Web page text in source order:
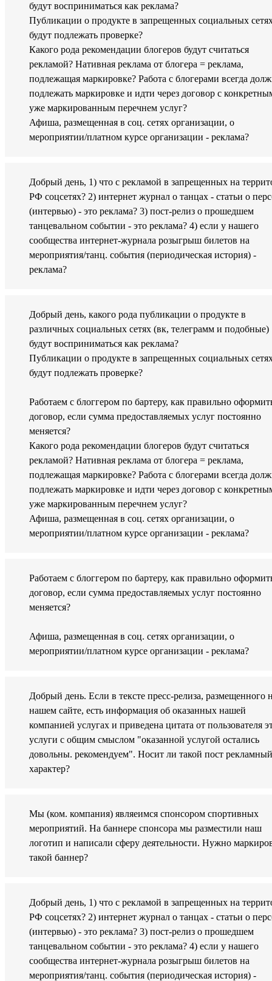
будут восприниматься как реклама?
Публикации о продукте в запрещенных социальных
будут подлежать проверке?
Какого рода рекомендации блогеров будут считаться
рекламой? Нативная реклама от блогера = реклама,
подлежащая маркировке? Работа с блогерами всегда
подлежать маркировке и идти через договор с
уже маркированным перечнем услуг?
Афиша, размещенная в соц. сетях организации, о
мероприятии/платном курсе организации - реклама?
Добрый день, 1) что с рекламой в запрещенных на
РФ соцсетях? 2) интернет журнал о танцах - статьи о
(интервью) - это реклама? 3) пост-релиз о прошедшем
танцевальном событии - это реклама? 4) если у нашего
сообщества интернет-журнала розыгрыш билетов на
мероприятия/танц. события (периодическая история) -
реклама?
Добрый день, какого рода публикации о продукте в
различных социальных сетях (вк, телеграмм и подобные)
будут восприниматься как реклама?
Публикации о продукте в запрещенных социальных
будут подлежать проверке?
Работаем с блоггером по бартеру, как правильно
договор, если сумма предоставляемых услуг постоянно
меняется?
Какого рода рекомендации блогеров будут считаться
рекламой? Нативная реклама от блогера = реклама,
подлежащая маркировке? Работа с блогерами всегда
подлежать маркировке и идти через договор с
уже маркированным перечнем услуг?
Афиша, размещенная в соц. сетях организации, о
мероприятии/платном курсе организации - реклама?
Работаем с блоггером по бартеру, как правильно
договор, если сумма предоставляемых услуг постоянно
меняется?
Афиша, размещенная в соц. сетях организации, о
мероприятии/платном курсе организации - реклама?
Добрый день. Если в тексте пресс-релиза, размещенного
нашем сайте, есть информация об оказанных нашей
компанией услугах и приведена цитата от пользователя
услуги с общим смыслом "оказанной услугой остались
довольны. рекомендуем". Носит ли такой пост рекламный
характер?
Мы (ком. компания) являеимся спонсором спортивных
мероприятий. На баннере спонсора мы разместили наш
логотип и написали сферу деятельности. Нужно
такой баннер?
Добрый день, 1) что с рекламой в запрещенных на
РФ соцсетях? 2) интернет журнал о танцах - статьи о
(интервью) - это реклама? 3) пост-релиз о прошедшем
танцевальном событии - это реклама? 4) если у нашего
сообщества интернет-журнала розыгрыш билетов на
мероприятия/танц. события (периодическая история) -